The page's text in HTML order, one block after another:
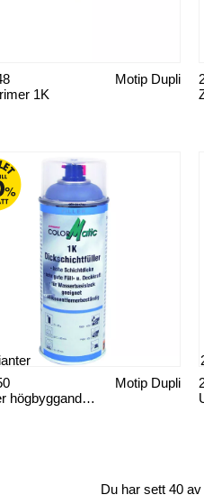
1K
Motip Dupli
Primer högbyggande 1K
Motip Dupli
Du har sett 40